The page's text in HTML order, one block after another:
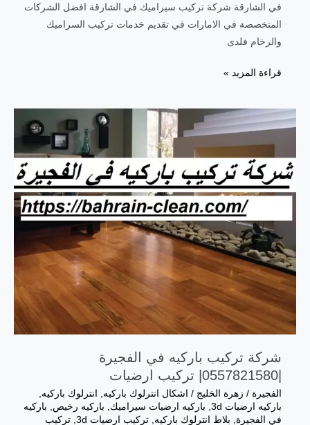
في الشارقة شركة تركيب سيراميك في الشارقة افضل الشركات
المتخصصة في الامارات في تقديم خدمات تركيب السراميك
والرخام فلدى
شركة
سيراميك
في
الشارقة
|0557821580|
فني
بلاط
قراءة المزيد »
شركة تركيب باركيه في الفجيرة
الفجيرة / زهرة الخليج / اشكال انترلوك باركيه, انترلوك باركيه,
باركيه ارضيات 3d
, باركيه ارضيات سيراميك, باركيه رخيص, باركيه
في الفجيرة, بلاط انترلوك باركيه, تركيب ارضيات 3d , تركيب